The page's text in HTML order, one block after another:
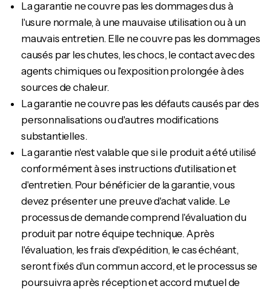
La garantie ne couvre pas les dommages dus à
l'usure normale, à une mauvaise utilisation ou à un
mauvais entretien. Elle ne couvre pas les dommages
causés par les chutes, les chocs, le contact avec des
agents chimiques ou l'exposition prolongée à des
sources de chaleur.
La garantie ne couvre pas les défauts causés par des
personnalisations ou d'autres modifications
substantielles.
La garantie n'est valable que si le produit a été utilisé
conformément à ses instructions d'utilisation et
d'entretien. Pour bénéficier de la garantie, vous
devez présenter une preuve d'achat valide. Le
processus de demande comprend l'évaluation du
produit par notre équipe technique. Après
l'évaluation, les frais d'expédition, le cas échéant,
seront fixés d'un commun accord, et le processus se
poursuivra après réception et accord mutuel de